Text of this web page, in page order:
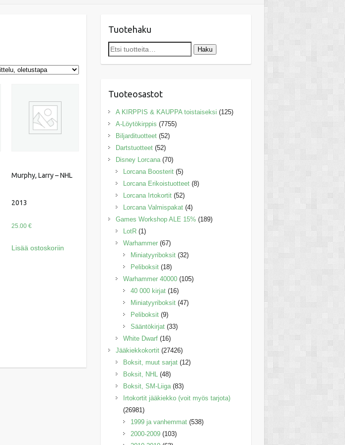
Murphy, Larry – NHL
2013
25.00€
Lisää ostoskoriin
Tuotehaku
Etsi: Haku
Tuoteosastot
A KIRPPIS & KAUPPA toistaiseksi (125)
A-Löytökirppis (7755)
Biljardituotteet (52)
Dartstuotteet (52)
Disney Lorcana (70)
Lorcana Boosterit (5)
Lorcana Erikoistuotteet (8)
Lorcana Irtokortit (52)
Lorcana Valmispakat (4)
Games Workshop ALE 15% (189)
LotR (1)
Warhammer (67)
Miniatyyriboksit (32)
Peliboksit (18)
Warhammer 40000 (105)
40 000 kirjat (16)
Miniatyyriboksit (47)
Peliboksit (9)
Sääntökirjat (33)
White Dwarf (16)
Jääkiekkokortit (27426)
Boksit, muut sarjat (12)
Boksit, NHL (48)
Boksit, SM-Liiga (83)
Irtokortit jääkiekko (voit myös tarjota)
(26981)
1999 ja vanhemmat (538)
2000-2009 (103)